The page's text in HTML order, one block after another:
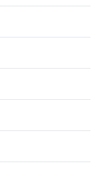
dar totuși aproape